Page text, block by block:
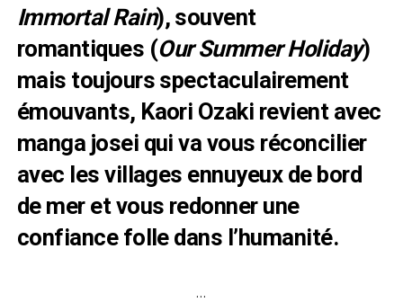
Immortal Rain), souvent
romantiques (Our Summer Holiday)
mais toujours spectaculairement
émouvants, Kaori Ozaki revient avec
manga josei qui va vous réconcilier
avec les villages ennuyeux de bord
de mer et vous redonner une
confiance folle dans l’humanité.
…